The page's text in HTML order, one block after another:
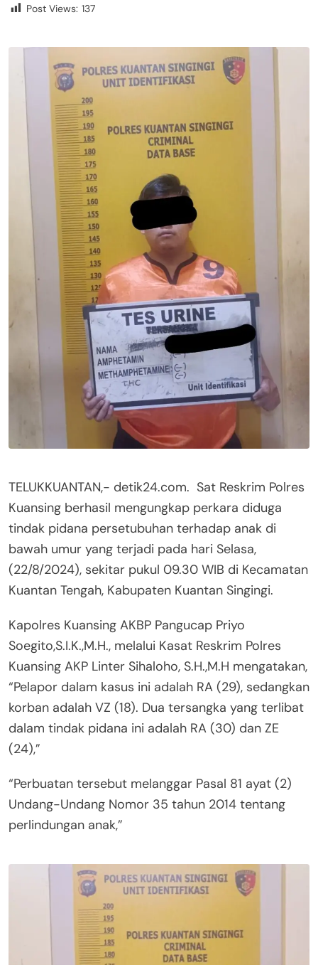
Post Views: 137
TELUKKUANTAN,- detik24.com. Sat Reskrim Polres
Kuansing berhasil mengungkap perkara diduga
tindak pidana persetubuhan terhadap anak di
bawah umur yang terjadi pada hari Selasa,
(22/8/2024), sekitar pukul 09.30 WIB di Kecamatan
Kuantan Tengah, Kabupaten Kuantan Singingi.
Kapolres Kuansing AKBP Pangucap Priyo
Soegito,S.I.K.,M.H., melalui Kasat Reskrim Polres
Kuansing AKP Linter Sihaloho, S.H.,M.H mengatakan,
“Pelapor dalam kasus ini adalah RA (29), sedangkan
korban adalah VZ (18). Dua tersangka yang terlibat
dalam tindak pidana ini adalah RA (30) dan ZE
(24),”
“Perbuatan tersebut melanggar Pasal 81 ayat (2)
Undang-Undang Nomor 35 tahun 2014 tentang
perlindungan anak,”